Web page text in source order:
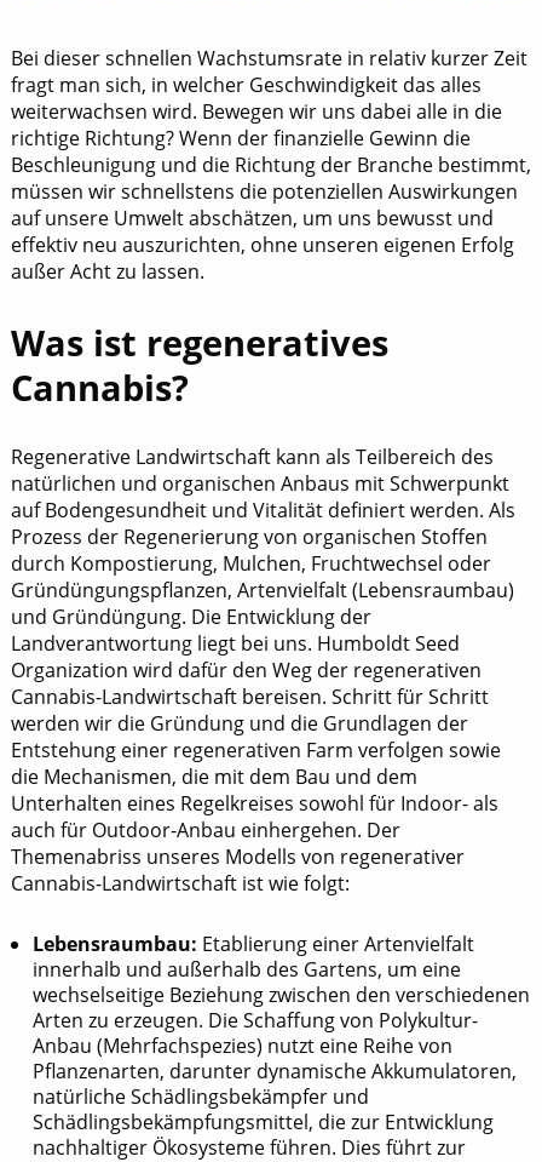
Bei dieser schnellen Wachstumsrate in relativ kurzer Zeit
fragt man sich, in welcher Geschwindigkeit das alles
weiterwachsen wird. Bewegen wir uns dabei alle in die
richtige Richtung? Wenn der finanzielle Gewinn die
Beschleunigung und die Richtung der Branche bestimmt,
müssen wir schnellstens die potenziellen Auswirkungen
auf unsere Umwelt abschätzen, um uns bewusst und
effektiv neu auszurichten, ohne unseren eigenen Erfolg
außer Acht zu lassen.
Was ist regeneratives
Cannabis?
Regenerative Landwirtschaft kann als Teilbereich des
natürlichen und organischen Anbaus mit Schwerpunkt
auf Bodengesundheit und Vitalität definiert werden. Als
Prozess der Regenerierung von organischen Stoffen
durch Kompostierung, Mulchen, Fruchtwechsel oder
Gründüngungspflanzen, Artenvielfalt (Lebensraumbau)
und Gründüngung. Die Entwicklung der
Landverantwortung liegt bei uns. Humboldt Seed
Organization wird dafür den Weg der regenerativen
Cannabis-Landwirtschaft bereisen. Schritt für Schritt
werden wir die Gründung und die Grundlagen der
Entstehung einer regenerativen Farm verfolgen sowie
die Mechanismen, die mit dem Bau und dem
Unterhalten eines Regelkreises sowohl für Indoor- als
auch für Outdoor-Anbau einhergehen. Der
Themenabriss unseres Modells von regenerativer
Cannabis-Landwirtschaft ist wie folgt:
Lebensraumbau: Etablierung einer Artenvielfalt
innerhalb und außerhalb des Gartens, um eine
wechselseitige Beziehung zwischen den verschiedenen
Arten zu erzeugen. Die Schaffung von Polykultur-
Anbau (Mehrfachspezies) nutzt eine Reihe von
Pflanzenarten, darunter dynamische Akkumulatoren,
natürliche Schädlingsbekämpfer und
Schädlingsbekämpfungsmittel, die zur Entwicklung
nachhaltiger Ökosysteme führen. Dies führt zur